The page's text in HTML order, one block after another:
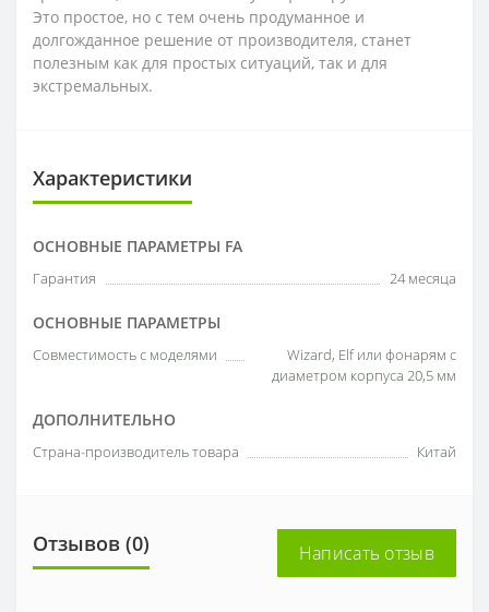
Это простое, но с тем очень продуманное и
долгожданное решение от производителя, станет
полезным как для простых ситуаций, так и для
экстремальных.
Характеристики
ОСНОВНЫЕ ПАРАМЕТРЫ FA
Гарантия 24 месяца
ОСНОВНЫЕ ПАРАМЕТРЫ
Совместимость с моделями
Wizard, Elf или фонарям с
диаметром корпуса 20,5 мм
ДОПОЛНИТЕЛЬНО
Страна-производитель товара Китай
Отзывов (0) Написать отзыв